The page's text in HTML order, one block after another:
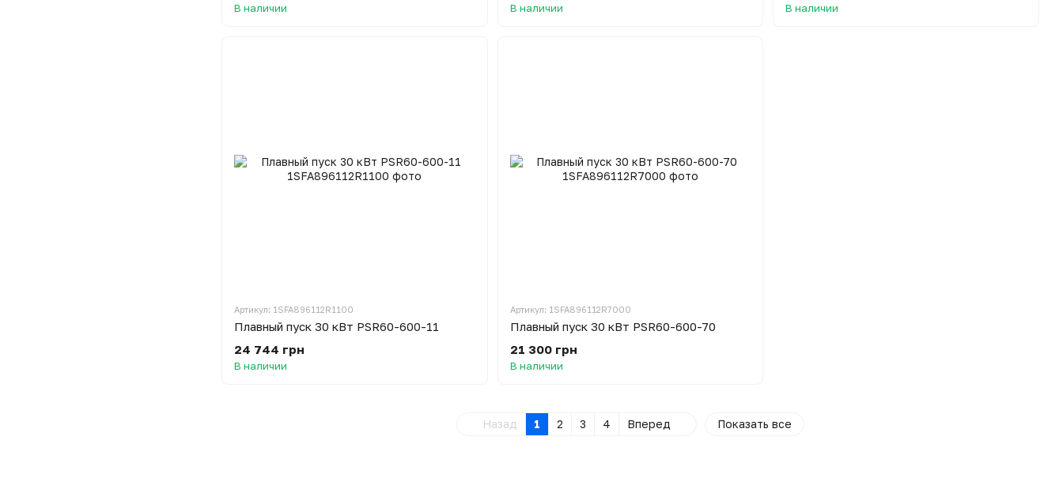
В наличии В наличии В наличии
Артикул: 1SFA896112R1100
Плавный пуск 30 кВт PSR60-600-11
24 744 грн
В наличии
Артикул: 1SFA896112R7000
Плавный пуск 30 кВт PSR60-600-70
21 300 грн
В наличии
Назад 1 2 3 4 Вперед Показать все